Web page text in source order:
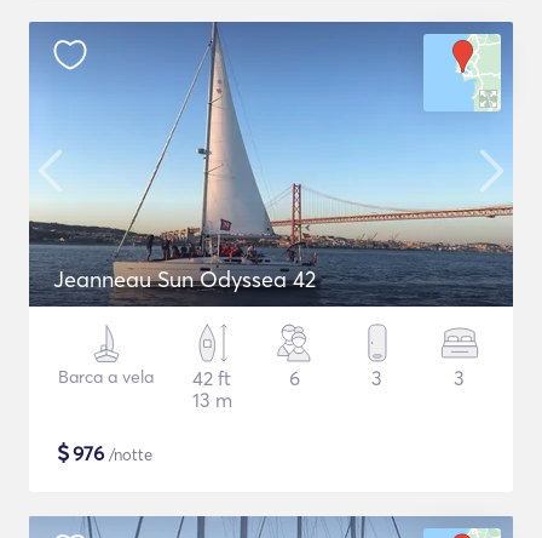
Jeanneau Sun Odyssea 42
Barca a vela
42 ft
13 m
6 3 3
$976 /notte